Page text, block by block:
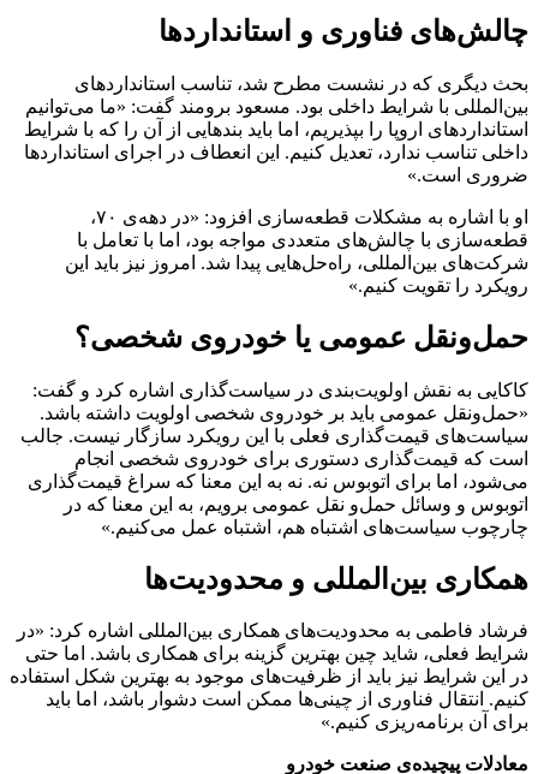
چالش‌های فناوری و استانداردها
بحث دیگری که در نشست مطرح شد، تناسب استانداردهای
بین‌المللی با شرایط داخلی بود. مسعود برومند گفت: «ما می‌توانیم
استانداردهای اروپا را بپذیریم، اما باید بندهایی از آن را که با شرایط
داخلی تناسب ندارد، تعدیل کنیم. این انعطاف در اجرای استانداردها
ضروری است.»
او با اشاره به مشکلات قطعه‌سازی افزود: «در دهه‌ی ۷۰،
قطعه‌سازی با چالش‌های متعددی مواجه بود، اما با تعامل با
شرکت‌های بین‌المللی، راه‌حل‌هایی پیدا شد. امروز نیز باید این
رویکرد را تقویت کنیم.»
حمل‌ونقل عمومی یا خودروی شخصی؟
کاکایی به نقش اولویت‌بندی در سیاست‌گذاری اشاره کرد و گفت:
«حمل‌ونقل عمومی باید بر خودروی شخصی اولویت داشته باشد.
سیاست‌های قیمت‌گذاری فعلی با این رویکرد سازگار نیست. جالب
است که قیمت‌گذاری دستوری برای خودروی شخصی انجام
می‌شود، اما برای اتوبوس نه. نه به این معنا که سراغ قیمت‌گذاری
اتوبوس و وسائل حمل‌و نقل عمومی برویم، به این معنا که در
چارچوب سیاست‌های اشتباه هم، اشتباه عمل می‌کنیم.»
همکاری بین‌المللی و محدودیت‌ها
فرشاد فاطمی به محدودیت‌های همکاری بین‌المللی اشاره کرد: «در
شرایط فعلی، شاید چین بهترین گزینه برای همکاری باشد. اما حتی
در این شرایط نیز باید از ظرفیت‌های موجود به بهترین شکل استفاده
کنیم. انتقال فناوری از چینی‌ها ممکن است دشوار باشد، اما باید
برای آن برنامه‌ریزی کنیم.»
معادلات پیچیده‌ی صنعت خودرو